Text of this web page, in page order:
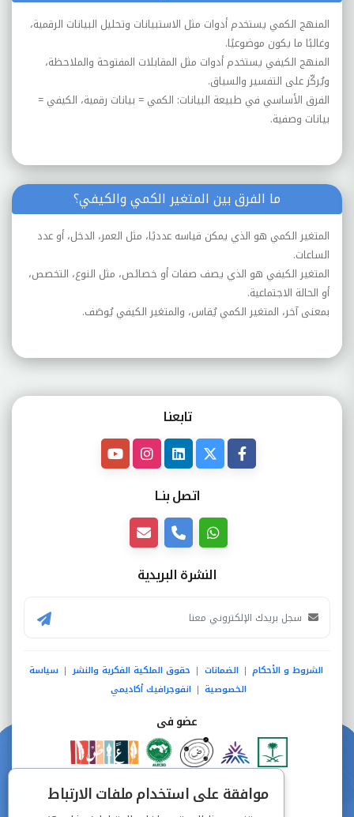
المنهج الكمي يستخدم أدوات مثل الاستبيانات وتحليل البيانات الرقمية،
وغالبًا ما يكون موضوعيًا.
المنهج الكيفي يستخدم أدوات مثل المقابلات المفتوحة والملاحظة،
ويُركّز على التفسير والسياق.
الفرق الأساسي في طبيعة البيانات: الكمي = بيانات رقمية، الكيفي =
بيانات وصفية.
ما الفرق بين المتغير الكمي والكيفي؟
المتغير الكمي هو الذي يمكن قياسه عدديًا، مثل العمر، الدخل، أو عدد
الساعات.
المتغير الكيفي هو الذي يصف صفات أو خصائص، مثل النوع، التخصص،
أو الحالة الاجتماعية.
بمعنى آخر، المتغير الكمي يُقاس، والمتغير الكيفي يُوصَف.
تابعنـا
اتصل بنــا
النشرة البريدية
الشروط و الأحكام | الضمانات | حقوق الملكية الفكرية والنشر | سياسة
الخصوصية | انفوجرافيك أكاديمي
عضو فى
دفع آمن من خلال
موافقة على استخدام ملفات الارتباط